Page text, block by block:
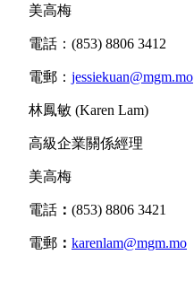
美高梅
電話：(853) 8806 3412
電郵： jessiekuan@mgm.mo
林鳳敏 (Karen Lam)
高級企業關係經理
美高梅
電話 ： (853) 8806 3421
電郵 ： karenlam@mgm.mo